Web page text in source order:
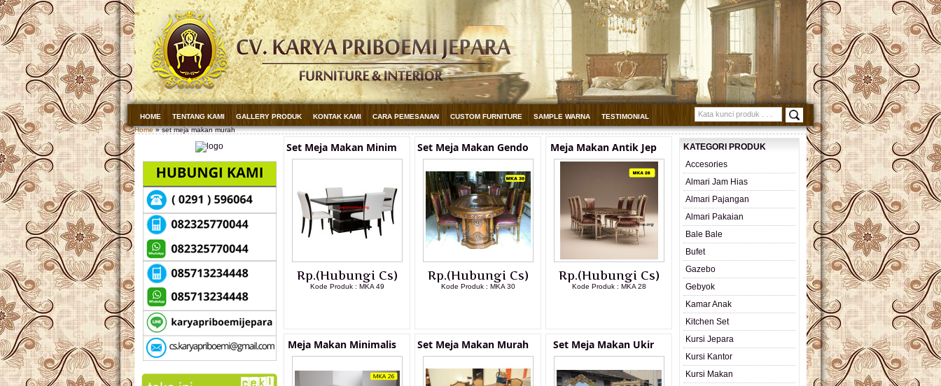
HOME TENTANG KAMI GALLERY PRODUK KONTAK KAMI CARA PEMESANAN CUSTOM FURNITURE SAMPLE WARNA
TESTIMONIAL
Home» set meja makan murah
Set Meja Makan Minim
Rp.(Hubungi Cs)
Kode Produk : MKA 49
Set Meja Makan Gendo
Rp.(Hubungi Cs)
Kode Produk : MKA 30
Meja Makan Antik Jep
Rp.(Hubungi Cs)
Kode Produk : MKA 28
Meja Makan Minimalis Set Meja Makan Murah Set Meja Makan Ukir
KATEGORI PRODUK
Accesories
Almari Jam Hias
Almari Pajangan
Almari Pakaian
Bale Bale
Bufet
Gazebo
Gebyok
Kamar Anak
Kitchen Set
Kursi Jepara
Kursi Kantor
Kursi Makan